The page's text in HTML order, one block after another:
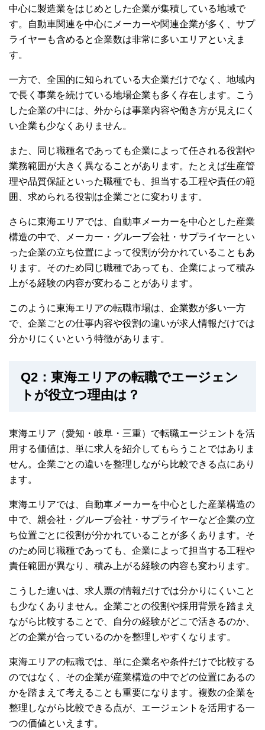
中心に製造業をはじめとした企業が集積している地域で
す。自動車関連を中心にメーカーや関連企業が多く、サプ
ライヤーも含めると企業数は非常に多いエリアといえま
す。
一方で、全国的に知られている大企業だけでなく、地域内
で長く事業を続けている地場企業も多く存在します。こう
した企業の中には、外からは事業内容や働き方が見えにく
い企業も少なくありません。
また、同じ職種名であっても企業によって任される役割や
業務範囲が大きく異なることがあります。たとえば生産管
理や品質保証といった職種でも、担当する工程や責任の範
囲、求められる役割は企業ごとに変わります。
さらに東海エリアでは、自動車メーカーを中心とした産業
構造の中で、メーカー・グループ会社・サプライヤーとい
った企業の立ち位置によって役割が分かれていることもあ
ります。そのため同じ職種であっても、企業によって積み
上がる経験の内容が変わることがあります。
このように東海エリアの転職市場は、企業数が多い一方
で、企業ごとの仕事内容や役割の違いが求人情報だけでは
分かりにくいという特徴があります。
Q2：東海エリアの転職でエージェン
トが役立つ理由は？
東海エリア （愛知・岐阜・三重） で転職エージェントを活
用する価値は、単に求人を紹介してもらうことではありま
せん。企業ごとの違いを整理しながら比較できる点にあり
ます。
東海エリアでは、自動車メーカーを中心とした産業構造の
中で、親会社・グループ会社・サプライヤーなど企業の立
ち位置ごとに役割が分かれていることが多くあります。そ
のため同じ職種であっても、企業によって担当する工程や
責任範囲が異なり、積み上がる経験の内容も変わります。
こうした違いは、求人票の情報だけでは分かりにくいこと
も少なくありません。企業ごとの役割や採用背景を踏まえ
ながら比較することで、自分の経験がどこで活きるのか、
どの企業が合っているのかを整理しやすくなります。
東海エリアの転職では、単に企業名や条件だけで比較する
のではなく、その企業が産業構造の中でどの位置にあるの
かを踏まえて考えることも重要になります。複数の企業を
整理しながら比較できる点が、エージェントを活用する一
つの価値といえます。